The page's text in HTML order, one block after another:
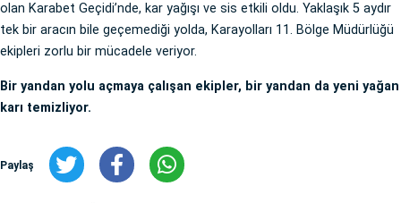
olan Karabet Geçidi’nde, kar yağışı ve sis etkili oldu. Yaklaşık 5 aydır
tek bir aracın bile geçemediği yolda, Karayolları 11. Bölge Müdürlüğü
ekipleri zorlu bir mücadele veriyor.
Bir yandan yolu açmaya çalışan ekipler, bir yandan da yeni yağan
karı temizliyor.
Paylaş